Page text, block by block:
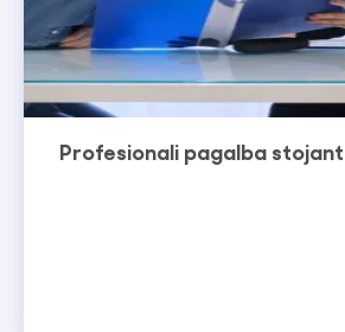
Profesionali pagalba